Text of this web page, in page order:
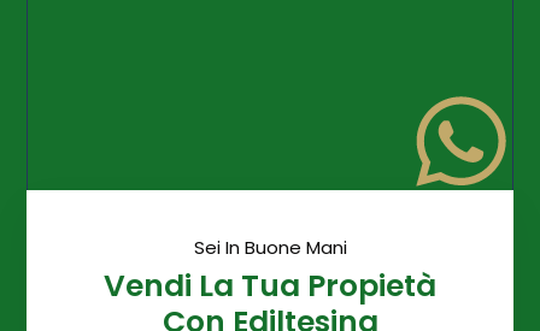
Sei In Buone Mani
Vendi La Tua Propietà
Con Ediltesina